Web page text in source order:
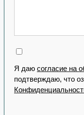
Я даю согласие на
подтверждаю, что